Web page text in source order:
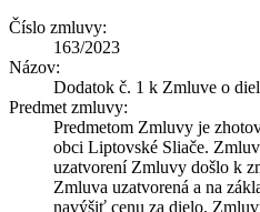
Číslo zmluvy:
163/2023
Názov:
Dodatok č. 1 k Zmluve o
Predmet zmluvy:
Predmetom Zmluvy je
obci Liptovské Sliače.
uzatvorení Zmluvy došlo k
Zmluva uzatvorená a na
navýšiť cenu za dielo.